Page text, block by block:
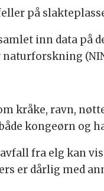
på
inn data på
kråke, ravn,
kongeørn og
fra elg kan
er dårlig med